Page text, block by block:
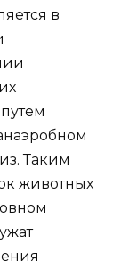
в
Таким
животных